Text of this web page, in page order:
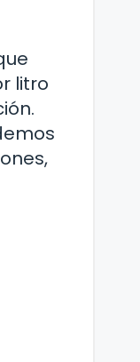
litro